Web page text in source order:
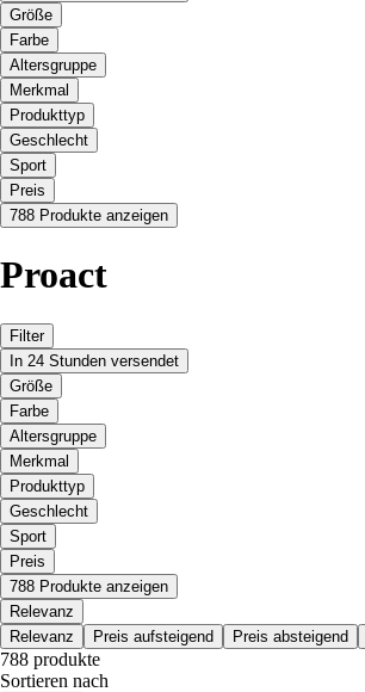
Größe
Farbe
Altersgruppe
Merkmal
Produkttyp
Geschlecht
Sport
Preis
788 Produkte anzeigen
Proact
Filter
In 24 Stunden versendet
Größe
Farbe
Altersgruppe
Merkmal
Produkttyp
Geschlecht
Sport
Preis
788 Produkte anzeigen
Relevanz
Relevanz
Preis aufsteigend Preis absteigend
788 produkte
Sortieren nach